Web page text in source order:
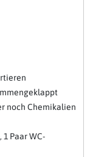
noch Chemikalien
Paar WC-